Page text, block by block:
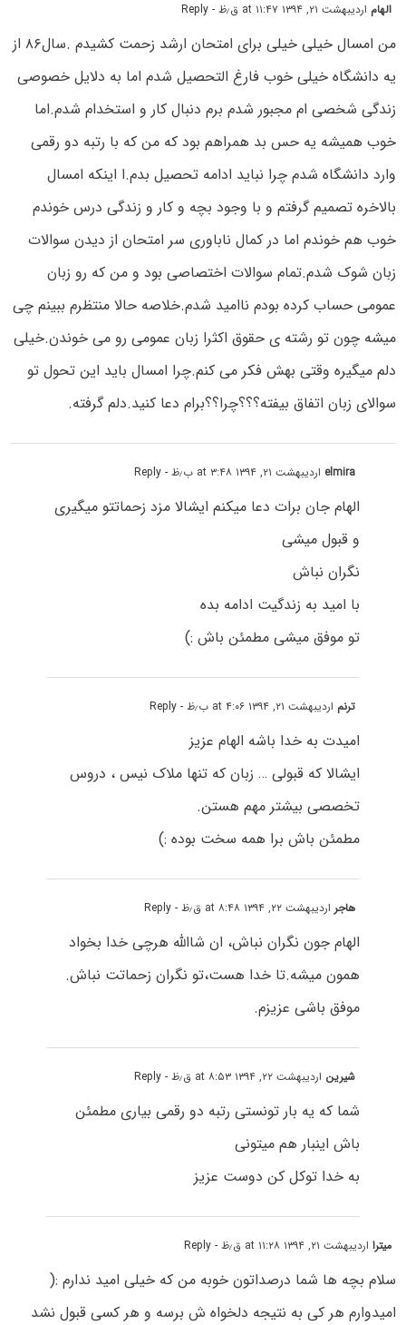
الهام اردیبهشت ۲۱, ۱۳۹۴ at ۱۱:۴۷ ق٫ظ - Reply
من امسال خیلی خیلی برای امتحان ارشد زحمت کشیدم .سال۸۶ از
یه دانشگاه خیلی خوب فارغ التحصیل شدم اما به دلایل خصوصی
زندگی شخصی ام مجبور شدم برم دنبال کار و استخدام شدم.اما
خوب همیشه یه حس بد همراهم بود که من که با رتبه دو رقمی
وارد دانشگاه شدم چرا نباید ادامه تحصیل بدم.ا اینکه امسال
بالاخره تصمیم گرفتم و با وجود بچه و کار و زندگی درس خوندم
خوب هم خوندم اما در کمال ناباوری سر امتحان از دیدن سوالات
زبان شوک شدم.تمام سوالات اختصاصی بود و من که رو زبان
عمومی حساب کرده بودم ناامید شدم.خلاصه حالا منتظرم ببینم چی
میشه چون تو رشته ی حقوق اکثرا زبان عمومی رو می خوندن.خیلی
دلم میگیره وقتی بهش فکر می کنم.چرا امسال باید این تحول تو
سوالای زبان اتفاق بیفته؟؟؟چرا؟؟برام دعا کنید.دلم گرفته.
elmira اردیبهشت ۲۱, ۱۳۹۴ at ۳:۴۸ ب٫ظ - Reply
الهام جان برات دعا میکنم ایشالا مزد زحماتتو میگیری
و قبول میشی
نگران نباش
با امید به زندگیت ادامه بده
تو موفق میشی مطمئن باش :)
ترنم اردیبهشت ۲۱, ۱۳۹۴ at ۴:۰۶ ب٫ظ - Reply
امیدت به خدا باشه الهام عزیز
ایشالا که قبولی … زبان که تنها ملاک نیس ، دروس
تخصصی بیشتر مهم هستن.
مطمئن باش برا همه سخت بوده :)
هاجراردیبهشت ۲۲, ۱۳۹۴ at ۸:۴۸ ق٫ظ - Reply
الهام جون نگران نباش، ان شاالله هرچی خدا بخواد
همون میشه.تا خدا هست،تو نگران زحماتت نباش.
موفق باشی عزیزم.
شیرین اردیبهشت ۲۲, ۱۳۹۴ at ۸:۵۳ ق٫ظ - Reply
شما که یه بار تونستی رتبه دو رقمی بیاری مطمئن
باش اینبار هم میتونی
به خدا توکل کن دوست عزیز
میترااردیبهشت ۲۱, ۱۳۹۴ at ۱۱:۲۸ ق٫ظ - Reply
سلام بچه ها شما درصداتون خوبه من که خیلی امید ندارم :(
امیدوارم هر کی به نتیجه دلخواه ش برسه و هر کسی قبول نشد